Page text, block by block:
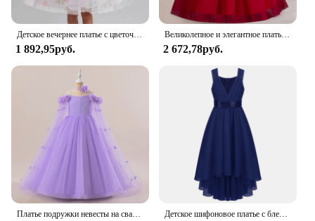
1 892,95руб.
Великолепное и элегантное платье для рождественской вечеринки для девочек 4-12 лет платье на одно плечо с цветами для девочек свадебное платье Тюлевое платье для Хэллоуина
2 672,78руб.
Детское шифоновое платье с блестками, без рукавов